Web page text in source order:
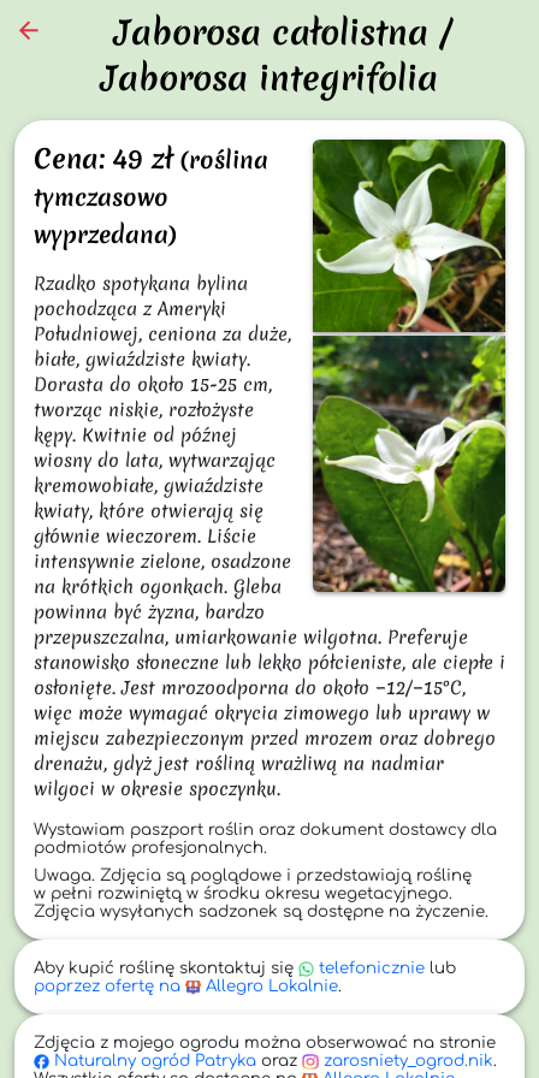
arrow_back
Jaborosa całolistna /
Jaborosa integrifolia
Cena: 49 zł(roślina
tymczasowo
wyprzedana)
Rzadko spotykana bylina
pochodząca z Ameryki
Południowej, ceniona za duże,
białe, gwiaździste kwiaty.
Dorasta do około 15-25 cm,
tworząc niskie, rozłożyste
kępy. Kwitnie od późnej
wiosny do lata, wytwarzając
kremowobiałe, gwiaździste
kwiaty, które otwierają się
głównie wieczorem. Liście
intensywnie zielone, osadzone
na krótkich ogonkach. Gleba
powinna być żyzna, bardzo
przepuszczalna, umiarkowanie wilgotna. Preferuje
stanowisko słoneczne lub lekko półcieniste, ale ciepłe i
osłonięte. Jest mrozoodporna do około −12/−15°C,
więc może wymagać okrycia zimowego lub uprawy w
miejscu zabezpieczonym przed mrozem oraz dobrego
drenażu, gdyż jest rośliną wrażliwą na nadmiar
wilgoci w okresie spoczynku.
Wystawiam paszport roślin oraz dokument dostawcy dla
podmiotów profesjonalnych.
Uwaga. Zdjęcia są poglądowe i przedstawiają roślinę
w pełni rozwiniętą w środku okresu wegetacyjnego.
Zdjęcia wysyłanych sadzonek są dostępne na życzenie.
Aby kupić roślinę skontaktuj się telefonicznie lub
poprzez ofertę na
Allegro Lokalnie.
Zdjęcia z mojego ogrodu można obserwować na stronie
Naturalny ogród Patryka oraz zarosniety_ogrod.nik.